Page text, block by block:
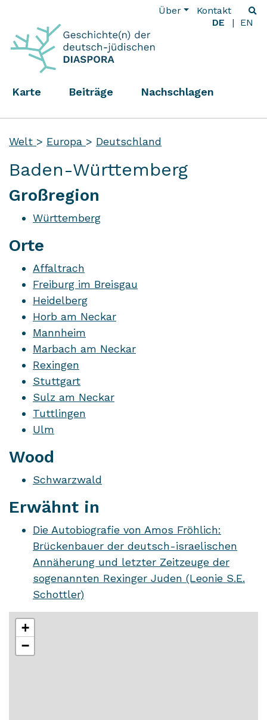
Über
Kontakt
DE
EN
Karte Beiträge Nachschlagen
Welt > Europa > Deutschland
Baden-Württemberg
Großregion
Württemberg
Orte
Affaltrach
Freiburg im Breisgau
Heidelberg
Horb am Neckar
Mannheim
Marbach am Neckar
Rexingen
Stuttgart
Sulz am Neckar
Tuttlingen
Ulm
Wood
Schwarzwald
Erwähnt in
Die Autobiografie von Amos Fröhlich:
Brückenbauer der deutsch-israelischen
Annäherung und letzter Zeitzeuge der
sogenannten Rexinger Juden (Leonie S.E.
Schottler)
+
−